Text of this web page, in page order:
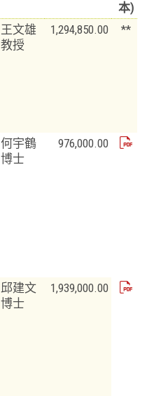
本)
王文雄
教授
1,294,850.00 **
何宇鶴
博士
976,000.00
邱建文
博士
1,939,000.00